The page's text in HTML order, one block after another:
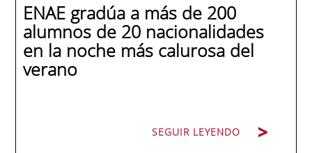
ENAE gradúa a más de 200
alumnos de 20 nacionalidades
en la noche más calurosa del
verano
SEGUIR LEYENDO